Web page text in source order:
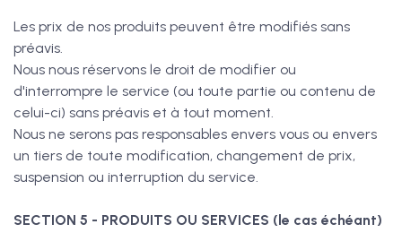
Les prix de nos produits peuvent être modifiés sans
préavis.
Nous nous réservons le droit de modifier ou
d'interrompre le service (ou toute partie ou contenu de
celui-ci) sans préavis et à tout moment.
Nous ne serons pas responsables envers vous ou envers
un tiers de toute modification, changement de prix,
suspension ou interruption du service.
SECTION 5 - PRODUITS OU SERVICES (le cas échéant)